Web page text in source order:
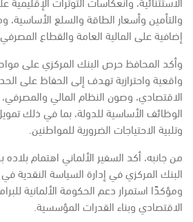
والتأمين وأسعار الطاقة والسلع
إضافية على المالية العامة والقطاع
وأكد المحافظ حرص البنك المركزي على
واقعية واحترازية تهدف إلى الحفاظ على
الاقتصادي، وصون النظام المالي
الوظائف الأساسية للدولة، بما في ذلك
وتلبية الاحتياجات الضرورية للمواطنين.
من جانبه، أكد السفير الألماني اهتمام
البنك المركزي في إدارة السياسة النقدية
ومؤكدًا استمرار دعم الحكومة الألمانية
الاقتصادي وبناء القدرات المؤسسية.